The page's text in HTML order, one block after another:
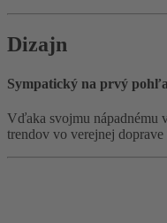
Dizajn
Sympatický na prvý
Vďaka svojmu nápadnému
trendov vo verejnej